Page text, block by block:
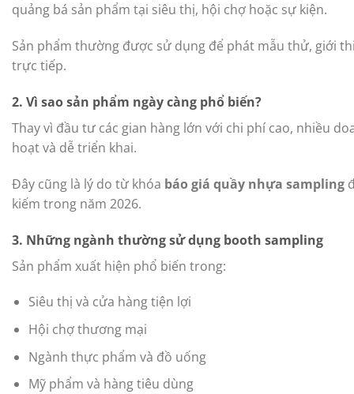
quảng bá sản phẩm tại siêu thị, hội chợ hoặc sự kiện.
Sản phẩm thường được sử dụng để phát mẫu thử, giới
trực tiếp.
2. Vì sao sản phẩm ngày càng phổ biến?
Thay vì đầu tư các gian hàng lớn với chi phí cao, nhiều
hoạt và dễ triển khai.
Đây cũng là lý do từ khóa báo giá quầy nhựa sampling
kiếm trong năm 2026.
3. Những ngành thường sử dụng booth sampling
Sản phẩm xuất hiện phổ biến trong:
Siêu thị và cửa hàng tiện lợi
Hội chợ thương mại
Ngành thực phẩm và đồ uống
Mỹ phẩm và hàng tiêu dùng